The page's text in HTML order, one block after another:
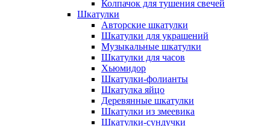
Колпачок для тушения свечей
Шкатулки
Авторские шкатулки
Шкатулки для украшений
Музыкальные шкатулки
Шкатулки для часов
Хьюмидор
Шкатулки-фолианты
Шкатулка яйцо
Деревянные шкатулки
Шкатулки из змеевика
Шкатулки-сундучки